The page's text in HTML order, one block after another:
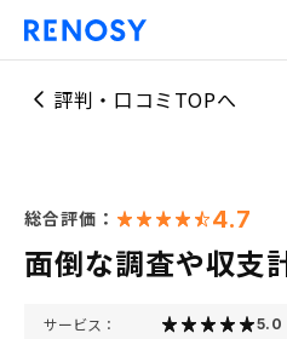
評判・口コミTOPへ
総合評価： 4.7
面倒な調査や収支
サービス： 5.0